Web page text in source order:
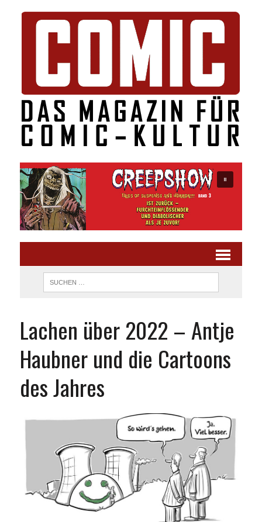
Lachen über 2022 – Antje
Haubner und die Cartoons
des Jahres